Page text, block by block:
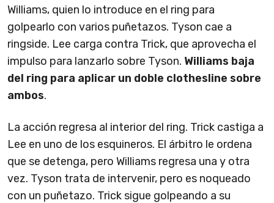
Williams, quien lo introduce en el ring para
golpearlo con varios puñetazos. Tyson cae a
ringside. Lee carga contra Trick, que aprovecha el
impulso para lanzarlo sobre Tyson. Williams baja
del ring para aplicar un doble clothesline sobre
ambos.
La acción regresa al interior del ring. Trick castiga a
Lee en uno de los esquineros. El árbitro le ordena
que se detenga, pero Williams regresa una y otra
vez. Tyson trata de intervenir, pero es noqueado
con un puñetazo. Trick sigue golpeando a su